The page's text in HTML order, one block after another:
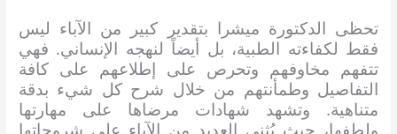
تحظى الدكتورة ميشرا بتقدير كبير من الآباء ليس
فقط لكفاءته الطبية، بل أيضاً لنهجه الإنساني. فهي
تتفهم مخاوفهم وتحرص على إطلاعهم على كافة
التفاصيل وطمأنتهم من خلال شرح كل شيء بدقة
متناهية. وتشهد شهادات مرضاها على مهارتها
ولطفها، حيث يُثني العديد من الآباء على شروحاتها